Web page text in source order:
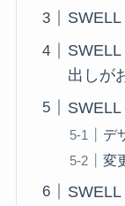
出しが
デ
変